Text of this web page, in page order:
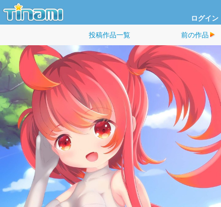
ログイン
投稿作品一覧 前の作品